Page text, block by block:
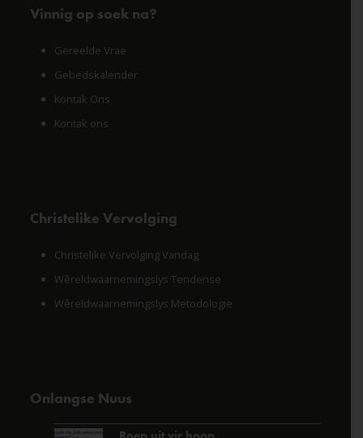
Vinnig op soek na?
Gereelde Vrae
Gebedskalender
Kontak Ons
Kontak ons
Christelike Vervolging
Christelike Vervolging Vandag
Wêreldwaarnemingslys Tendense
Wêreldwaarnemingslys Metodologie
Onlangse Nuus